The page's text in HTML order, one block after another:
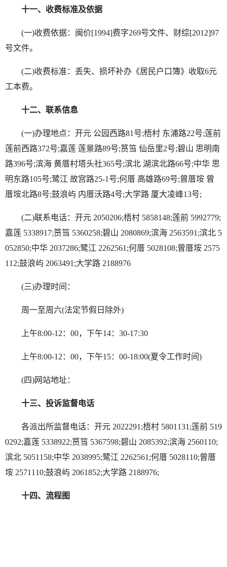
十一、收费标准及依据
(一)收费依据：闽价[1994]费字269号文件、财综[2012]97
号文件。
(二)收费标准：丢失、损坏补办《居民户口簿》收取6元
工本费。
十二、联系信息
(一)办理地点：开元 公园西路81号;梧村 东浦路22号;莲前
莲前西路372号;嘉莲 莲景路89号;筼筜 仙岳里2号;碧山 思明南
路396号;滨海 黄厝村塔头社365号;滨北 湖滨北路66号;中华 思
明东路105号;鹭江 故宫路25-1号;何厝 高雄路69号;曾厝垵 曾
厝垵北路8号;鼓浪屿 内厝沃路4号;大学路 厦大凌峰13号;
(二)联系电话：开元 2050206;梧村 5858148;莲前 5992779;
嘉莲 5338917;筼筜 5360258;碧山 2080869;滨海 2563591;滨北 5
052850;中华 2037286;鹭江 2262561;何厝 5028108;曾厝垵 2575
112;鼓浪屿 2063491;大学路 2188976
(三)办理时间：
周一至周六(法定节假日除外)
上午8:00-12：00，下午14：30-17:30
上午8:00-12：00，下午15：00-18:00(夏令工作时间)
(四)网站地址：
十三、投诉监督电话
各派出所监督电话：开元 2022291;梧村 5801131;莲前 519
0292;嘉莲 5338922;筼筜 5367598;碧山 2085392;滨海 2560110;
滨北 5051158;中华 2038995;鹭江 2262561;何厝 5028110;曾厝
垵 2571110;鼓浪屿 2061852;大学路 2188976;
十四、流程图